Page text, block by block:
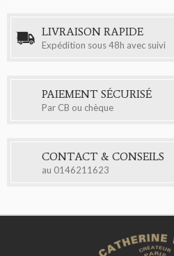
LIVRAISON RAPIDE
Expédition sous 48h avec suivi
PAIEMENT SÉCURISÉ
Par CB ou chèque
CONTACT & CONSEILS
au 0146211623